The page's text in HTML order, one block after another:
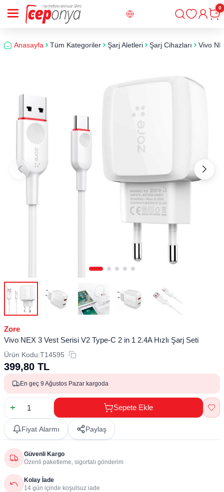
Giriş
0
Anasayfa Tüm Kategoriler Şarj Aletleri Şarj Cihazları Vivo
Zore
Vivo NEX 3 Vest Serisi V2 Type-C 2 in 1 2.4A Hızlı Şarj Seti
Ürün Kodu:T14595
399,80 TL
En geç 9 Ağustos Pazar kargoda
Sepete Ekle
Fiyat Alarmı Paylaş
Güvenli Kargo
Özenli paketleme, sigortalı gönderim
Kolay İade
14 gün içinde koşulsuz iade